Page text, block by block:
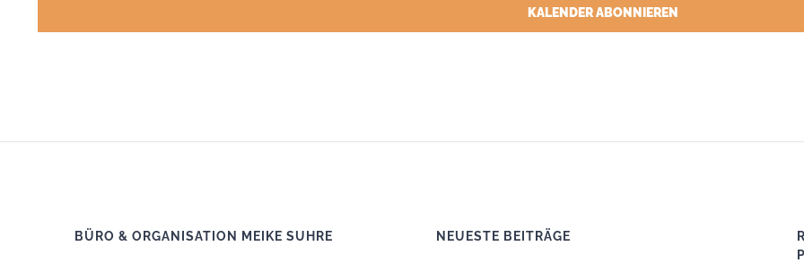
KALENDER ABONNIEREN
BÜRO & ORGANISATION MEIKE SUHRE NEUESTE BEITRÄGE